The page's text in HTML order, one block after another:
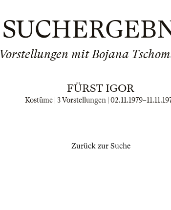
Vorstellungen mit Bojana
FÜRST IGOR
Kostüme | 3 Vorstellungen | 02.11.1979–
Zurück zur Suche